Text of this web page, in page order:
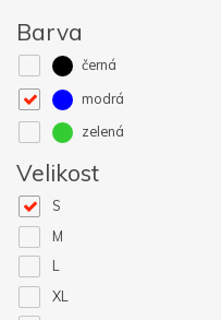
Barva
černá
modrá
zelená
Velikost
S
M
L
XL